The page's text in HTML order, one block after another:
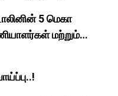
5 மெகா
மற்றும்